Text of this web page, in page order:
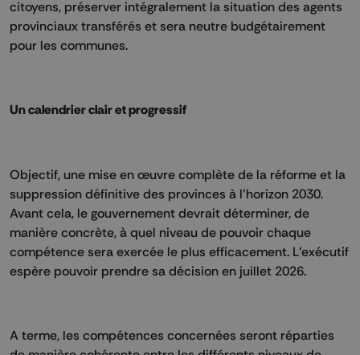
citoyens, préserver intégralement la situation des agents
provinciaux transférés et sera neutre budgétairement
pour les communes.
Un calendrier clair et progressif
Objectif, une mise en œuvre complète de la réforme et la
suppression définitive des provinces à l’horizon 2030.
Avant cela, le gouvernement devrait déterminer, de
manière concrète, à quel niveau de pouvoir chaque
compétence sera exercée le plus efficacement. L’exécutif
espère pouvoir prendre sa décision en juillet 2026.
A terme, les compétences concernées seront réparties